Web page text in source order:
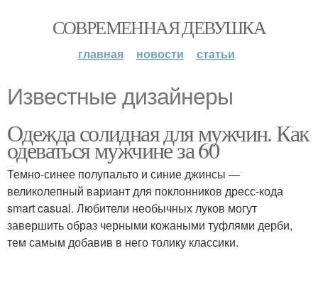
СОВРЕМЕННАЯ ДЕВУШКА
главная новости статьи
Известные дизайнеры
Одежда солидная для мужчин. Как
одеваться мужчине за 60
Темно-синее полупальто и синие джинсы —
великолепный вариант для поклонников дресс-кода
smart casual. Любители необычных луков могут
завершить образ черными кожаными туфлями дерби,
тем самым добавив в него толику классики.